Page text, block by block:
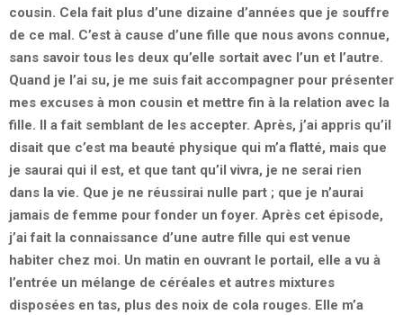
cousin. Cela fait plus d’une dizaine d’années que je souffre
de ce mal. C’est à cause d’une fille que nous avons connue,
sans savoir tous les deux qu’elle sortait avec l’un et l’autre.
Quand je l’ai su, je me suis fait accompagner pour présenter
mes excuses à mon cousin et mettre fin à la relation avec la
fille. Il a fait semblant de les accepter. Après, j’ai appris qu’il
disait que c’est ma beauté physique qui m’a flatté, mais que
je saurai qui il est, et que tant qu’il vivra, je ne serai rien
dans la vie. Que je ne réussirai nulle part ; que je n’aurai
jamais de femme pour fonder un foyer. Après cet épisode,
j’ai fait la connaissance d’une autre fille qui est venue
habiter chez moi. Un matin en ouvrant le portail, elle a vu à
l’entrée un mélange de céréales et autres mixtures
disposées en tas, plus des noix de cola rouges. Elle m’a